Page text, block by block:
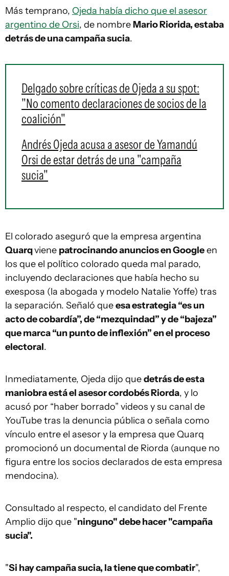
Más temprano, Ojeda había dicho que el asesor
argentino de Orsi, de nombre Mario Riorida, estaba
detrás de una campaña sucia.
Delgado sobre críticas de Ojeda a su spot:
"No comento declaraciones de socios de la
coalición"
Andrés Ojeda acusa a asesor de Yamandú
Orsi de estar detrás de una "campaña
sucia"
El colorado aseguró que la empresa argentina
Quarqviene patrocinando anuncios en Googleen
los que el político colorado queda mal parado,
incluyendo declaraciones que había hecho su
exesposa (la abogada y modelo Natalie Yoffe) tras
la separación. Señaló queesa estrategia “es un
acto de cobardía”, de “mezquindad” y de “bajeza”
que marca “un punto de inflexión” en el proceso
electoral.
Inmediatamente, Ojeda dijo quedetrás de esta
maniobra está el asesor cordobés Riorda, y lo
acusó por “haber borrado” videos y su canal de
YouTube tras la denuncia pública o señala como
vínculo entre el asesor y la empresa que Quarq
promocionó un documental de Riorda (aunque no
figura entre los socios declarados de esta empresa
mendocina).
Consultado al respecto, el candidato del Frente
Amplio dijo que "ninguno" debe hacer "campaña
sucia".
"Si hay campaña sucia, la tiene que combatir",